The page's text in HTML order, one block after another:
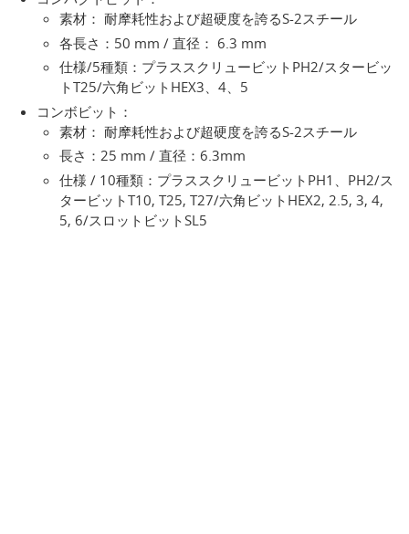
素材： 耐摩耗性および超硬度を誇るS-2スチール
各長さ：50 mm / 直径： 6.3 mm
仕様/5種類：プラススクリュービットPH2/スタービッ
トT25/六角ビットHEX3、4、5
コンボビット：
素材： 耐摩耗性および超硬度を誇るS-2スチール
長さ：25 mm / 直径：6.3mm
仕様 / 10種類：プラススクリュービットPH1、PH2/ス
タービットT10, T25, T27/六角ビットHEX2, 2.5, 3, 4,
5, 6/スロットビットSL5